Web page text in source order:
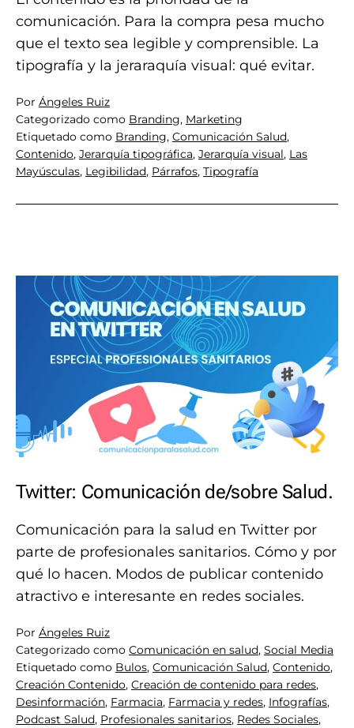
comunicación. Para la compra pesa mucho
que el texto sea legible y comprensible. La
tipografía y la jeraraquía visual: qué evitar.
Por Ángeles Ruiz
Categorizado como Branding, Marketing
Etiquetado como Branding, Comunicación Salud,
Contenido, Jerarquía tipográfica, Jerarquía visual, Las
Mayúsculas, Legibilidad, Párrafos, Tipografía
Twitter: Comunicación de/sobre Salud.
Comunicación para la salud en Twitter por
parte de profesionales sanitarios. Cómo y por
qué lo hacen. Modos de publicar contenido
atractivo e interesante en redes sociales.
Por Ángeles Ruiz
Categorizado como Comunicación en salud, Social Media
Etiquetado como Bulos, Comunicación Salud, Contenido,
Creación Contenido, Creación de contenido para redes,
Desinformación, Farmacia, Farmacia y redes, Infografías,
Podcast Salud, Profesionales sanitarios, Redes Sociales,